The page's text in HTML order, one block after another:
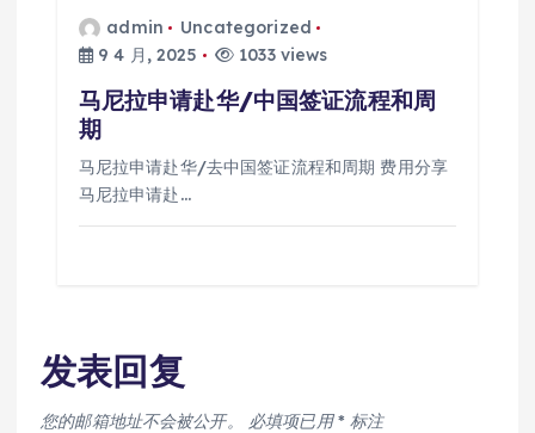
admin
Uncategorized
9 4 月, 2025
1033 views
马尼拉申请赴华/中国签证流程和周
期
马尼拉申请赴华/去中国签证流程和周期 费用分享
马尼拉申请赴…
发表回复
您的邮箱地址不会被公开。 必填项已用* 标注